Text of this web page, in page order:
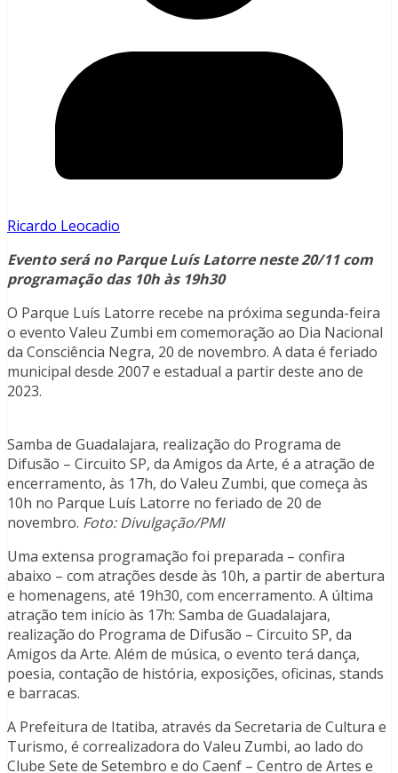
Ricardo Leocadio
Evento será no Parque Luís Latorre neste 20/11 com
programação das 10h às 19h30
O Parque Luís Latorre recebe na próxima segunda-feira
o evento Valeu Zumbi em comemoração ao Dia Nacional
da Consciência Negra, 20 de novembro. A data é feriado
municipal desde 2007 e estadual a partir deste ano de
2023.
Samba de Guadalajara, realização do Programa de
Difusão – Circuito SP, da Amigos da Arte, é a atração de
encerramento, às 17h, do Valeu Zumbi, que começa às
10h no Parque Luís Latorre no feriado de 20 de
novembro. Foto: Divulgação/PMI
Uma extensa programação foi preparada – confira
abaixo – com atrações desde às 10h, a partir de abertura
e homenagens, até 19h30, com encerramento. A última
atração tem início às 17h: Samba de Guadalajara,
realização do Programa de Difusão – Circuito SP, da
Amigos da Arte. Além de música, o evento terá dança,
poesia, contação de história, exposições, oficinas, stands
e barracas.
A Prefeitura de Itatiba, através da Secretaria de Cultura e
Turismo, é correalizadora do Valeu Zumbi, ao lado do
Clube Sete de Setembro e do Caenf – Centro de Artes e